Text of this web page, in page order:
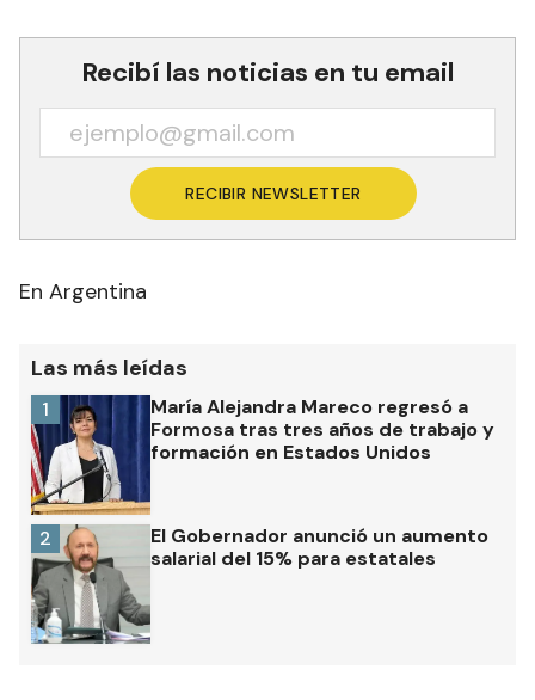
Recibí las noticias en tu email
RECIBIR NEWSLETTER
En Argentina
Las más leídas
María Alejandra Mareco regresó a
Formosa tras tres años de trabajo y
formación en Estados Unidos
1
El Gobernador anunció un aumento
salarial del 15% para estatales
2